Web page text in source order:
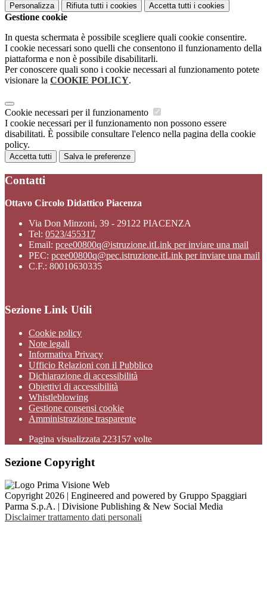
Personalizza Rifiuta tutti i cookies Accetta tutti i cookies
Gestione cookie
In questa schermata è possibile scegliere quali cookie consentire.
I cookie necessari sono quelli che consentono il funzionamento della
piattaforma e non è possibile disabilitarli.
Per conoscere quali sono i cookie necessari al funzionamento potete
visionare la COOKIE POLICY.
Cookie necessari per il funzionamento
I cookie necessari per il funzionamento non possono essere
disabilitati. È possibile consultare l'elenco nella pagina della cookie
policy.
Accetta tutti Salva le preferenze
Contatti
Ottavo Circolo Didattico Piacenza
Via Don Minzoni, 39 - 29122 PIACENZA
Tel: 0523/455317
Email: pcee00800q@istruzione.itLink per inviare una mail
PEC: pcee00800q@pec.istruzione.itLink per inviare una mail
C.F.: 80010630335
Sezione Link Utili
Cookie policy
Note legali
Informativa Privacy
Ufficio Relazioni con il Pubblico
Dichiarazione di accessibilità
Obiettivi di accessibilità
Whistleblowing
Gestione consensi cookie
Amministrazione trasparente
Pagina visualizzata 223157 volte
Sezione Copyright
Copyright 2026 | Engineered and powered by Gruppo Spaggiari
Parma S.p.A. | Divisione Publishing & New Social Media
Disclaimer trattamento dati personali